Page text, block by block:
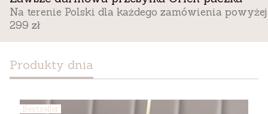
Na terenie Polski dla każdego zamówienia powyżej
299 zł
Produkty dnia
Bestseller